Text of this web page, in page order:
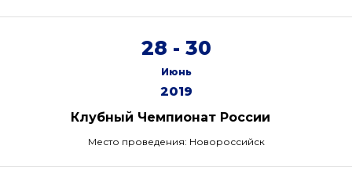
28 - 30
Июнь
2019
Клубный Чемпионат России
Место проведения: Новороссийск